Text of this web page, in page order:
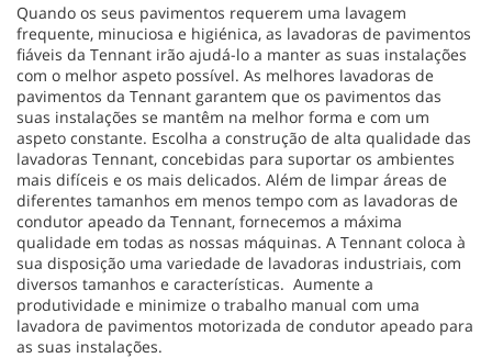
Quando os seus pavimentos requerem uma lavagem
frequente, minuciosa e higiénica, as lavadoras de pavimentos
fiáveis da Tennant irão ajudá-lo a manter as suas instalações
com o melhor aspeto possível. As melhores lavadoras de
pavimentos da Tennant garantem que os pavimentos das
suas instalações se mantêm na melhor forma e com um
aspeto constante. Escolha a construção de alta qualidade das
lavadoras Tennant, concebidas para suportar os ambientes
mais difíceis e os mais delicados. Além de limpar áreas de
diferentes tamanhos em menos tempo com as lavadoras de
condutor apeado da Tennant, fornecemos a máxima
qualidade em todas as nossas máquinas. A Tennant coloca à
sua disposição uma variedade de lavadoras industriais, com
diversos tamanhos e características. Aumente a
produtividade e minimize o trabalho manual com uma
lavadora de pavimentos motorizada de condutor apeado para
as suas instalações.